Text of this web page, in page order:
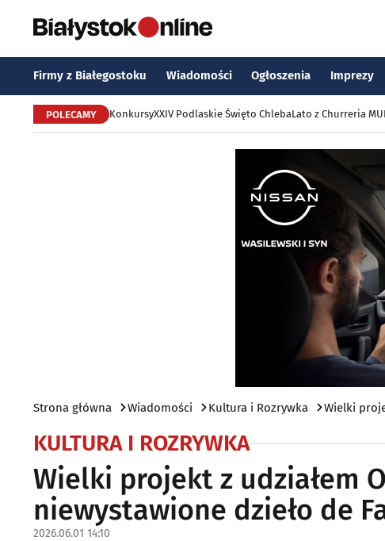
Firmy z Białegostoku Wiadomości Ogłoszenia Imprezy
POLECAMY KonkursyXXIV Podlaskie Święto ChlebaLato z Churreria
Strona główna Wiadomości Kultura i Rozrywka Wielki
KULTURA I ROZRYWKA
Wielki projekt z udziałem
niewystawione dzieło de
2026.06.01 14:10